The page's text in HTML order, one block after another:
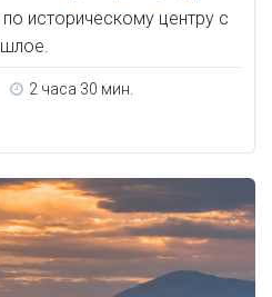
историческому центру с
2 часа 30 мин.